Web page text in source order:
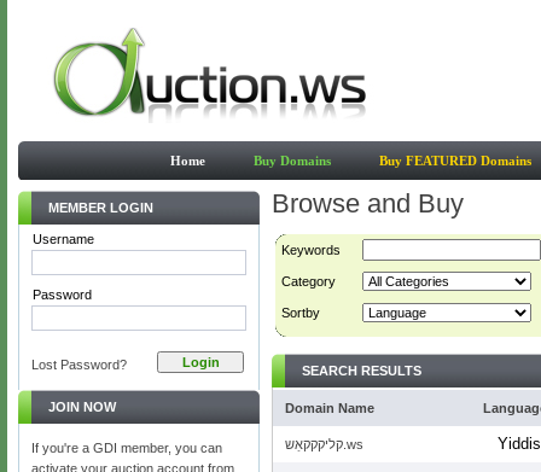
Home Buy Domains Buy FEATURED Domains
MEMBER LOGIN
Username
Password
Lost Password?
JOIN NOW
If you're a GDI member, you can
activate your auction account from
Browse and Buy
Keywords
Category
Sortby
SEARCH RESULTS
Domain Name
קליקקקאַש.ws